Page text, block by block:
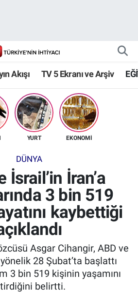
Akışı TV 5 Ekranı ve Arşiv
YURT EKONOMİ
DÜNYA
İsrail’in İran’a
3 bin 519
kaybettiği
Asgar Cihangir, ABD ve
yönelik 28 Şubat’ta başlattı
3 bin 519 kişinin yaşamını
belirtti.
Arşiv